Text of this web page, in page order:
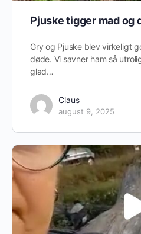
Pjuske tigger mad og
Gry og Pjuske blev virkeligt
døde. Vi savner ham så
glad…
Claus
august 9, 2025